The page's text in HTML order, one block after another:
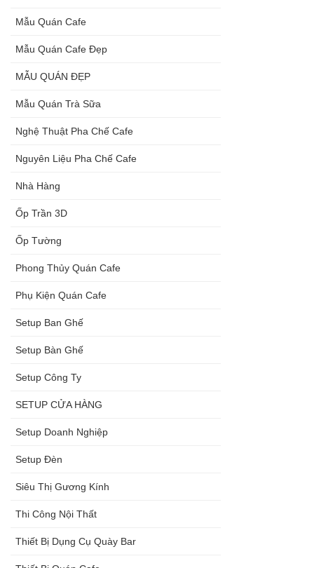
Mẫu Quán Cafe
Mẫu Quán Cafe Đẹp
MẪU QUÁN ĐẸP
Mẫu Quán Trà Sữa
Nghệ Thuật Pha Chế Cafe
Nguyên Liệu Pha Chế Cafe
Nhà Hàng
Ốp Trần 3D
Ốp Tường
Phong Thủy Quán Cafe
Phụ Kiện Quán Cafe
Setup Ban Ghế
Setup Bàn Ghế
Setup Công Ty
SETUP CỬA HÀNG
Setup Doanh Nghiệp
Setup Đèn
Siêu Thị Gương Kính
Thi Công Nội Thất
Thiết Bị Dụng Cụ Quày Bar